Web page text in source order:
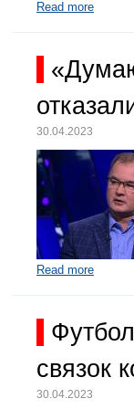
Read more
30.04.2023
Read more
связок
30.04.2023